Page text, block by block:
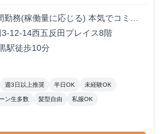
務(稼働量に応じる) 本気でコミッ
的な実績と報酬を得られる環境で
12-14西五反田プレイス8階
駅徒歩10分
週3日以上推奨 半日OK 未経験OK
ン生多数 髪型自由 私服OK